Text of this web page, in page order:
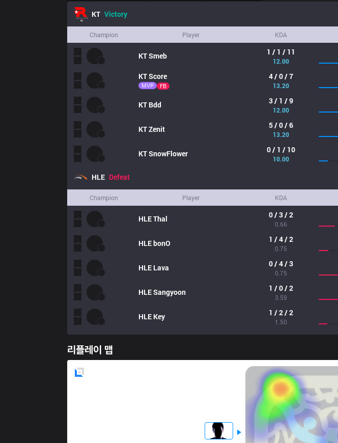
KT Victory
Champion Player KDA
KTSmeb 1 / 1 / 11
12.00
KTScore
MVP FB
4 / 0 / 7
13.20
KT Bdd 3 / 1 / 9
12.00
KTZenit 5 / 0 / 6
13.20
KTSnowFlower 0 / 1 / 10
10.00
HLE Defeat
Champion Player KDA
HLEThal 0 / 3 / 2
0.66
HLEbonO 1 / 4 / 2
0.75
HLE Lava 0 / 4 / 3
0.75
HLESangyoon 1 / 0 / 2
3.59
HLE Key 1 / 2 / 2
1.50
리플레이 맵